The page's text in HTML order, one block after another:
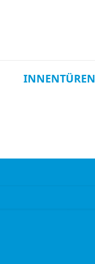
INNENTÜREN